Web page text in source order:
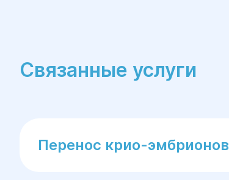
Связанные услуги
Перенос крио-эмбрионов